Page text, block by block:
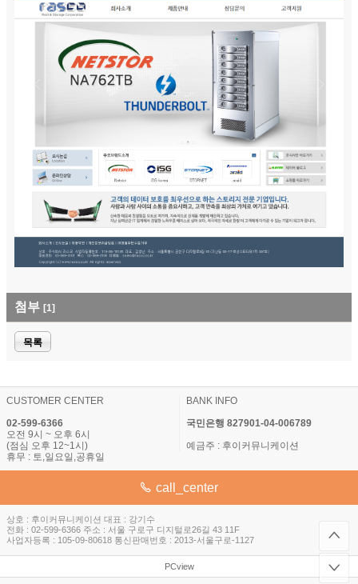
첨부 [1]
목록
CUSTOMER CENTER
02-599-6366
오전 9시 ~ 오후 6시
(점심 오후 12~1시)
휴무 : 토,일요일,공휴일
BANK INFO
국민은행 827901-04-006789
예금주 : 후이커뮤니케이션
call_center
상호 : 후이커뮤니케이션 대표 : 강기수
전화 : 02-599-6366 주소 : 서울 구로구 디지털로26길 43 11F
사업자등록 : 105-09-80618 통신판매번호 : 2013-서울구로-1127
PCview